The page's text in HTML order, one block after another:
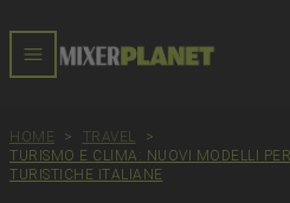
HOME > TRAVEL
>
TURISMO E CLIMA: NUOVI MODELLI
TURISTICHE ITALIANE